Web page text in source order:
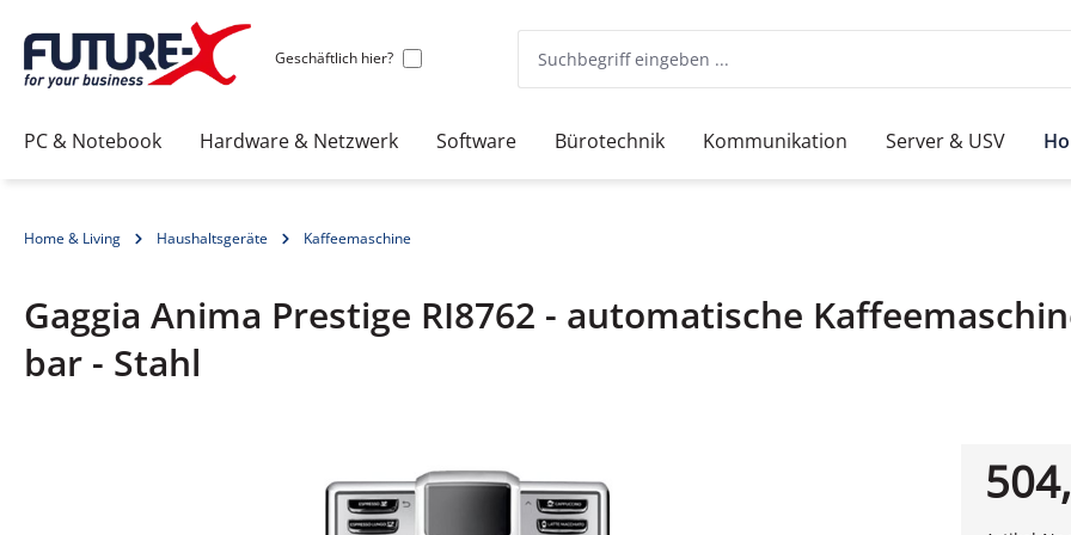
Geschäftlich hier?
PC & Notebook Hardware & Netzwerk Software Bürotechnik Kommunikation Server & USV
Home & Living Haushaltsgeräte Kaffeemaschine
Gaggia Anima Prestige RI8762 - automatische
bar - Stahl